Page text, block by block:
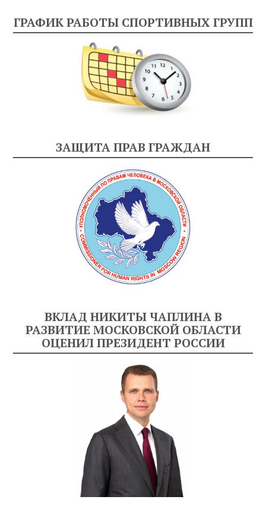
ГРАФИК РАБОТЫ СПОРТИВНЫХ ГРУПП
ЗАЩИТА ПРАВ ГРАЖДАН
ВКЛАД НИКИТЫ ЧАПЛИНА В
РАЗВИТИЕ МОСКОВСКОЙ ОБЛАСТИ
ОЦЕНИЛ ПРЕЗИДЕНТ РОССИИ